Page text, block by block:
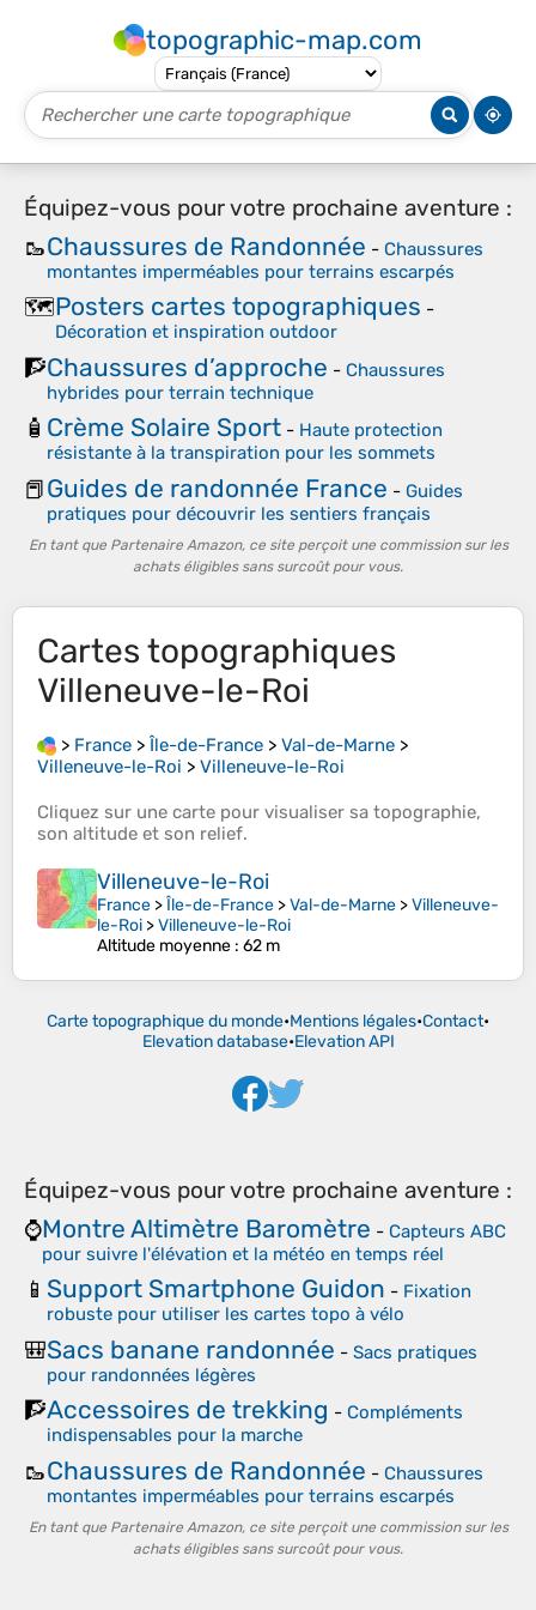
topographic-map.com
Équipez-vous pour votre prochaine aventure :
🥾Chaussures de Randonnée - Chaussures
montantes imperméables pour terrains escarpés
🗺️Posters cartes topographiques -
Décoration et inspiration outdoor
🧗Chaussures d’approche - Chaussures
hybrides pour terrain technique
🧴 Crème Solaire Sport - Haute protection
résistante à la transpiration pour les sommets
📕Guides de randonnée France - Guides
pratiques pour découvrir les sentiers français
En tant que Partenaire Amazon, ce site perçoit une commission sur les
achats éligibles sans surcoût pour vous.
Cartes topographiques
Villeneuve-le-Roi
> France > Île-de-France > Val-de-Marne >
Villeneuve-le-Roi > Villeneuve-le-Roi
Cliquez sur une carte pour visualiser sa topographie,
son altitude et son relief.
Villeneuve-le-Roi
France >Île-de-France >Val-de-Marne >Villeneuve-
le-Roi >Villeneuve-le-Roi
Altitude moyenne : 62 m
Carte topographique du monde•Mentions légales•Contact•
Elevation database•Elevation API
Équipez-vous pour votre prochaine aventure :
⌚Montre Altimètre Baromètre - Capteurs ABC
pour suivre l'élévation et la météo en temps réel
📱 Support Smartphone Guidon - Fixation
robuste pour utiliser les cartes topo à vélo
🎒Sacs banane randonnée - Sacs pratiques
pour randonnées légères
🧗Accessoires de trekking - Compléments
indispensables pour la marche
🥾Chaussures de Randonnée - Chaussures
montantes imperméables pour terrains escarpés
En tant que Partenaire Amazon, ce site perçoit une commission sur les
achats éligibles sans surcoût pour vous.